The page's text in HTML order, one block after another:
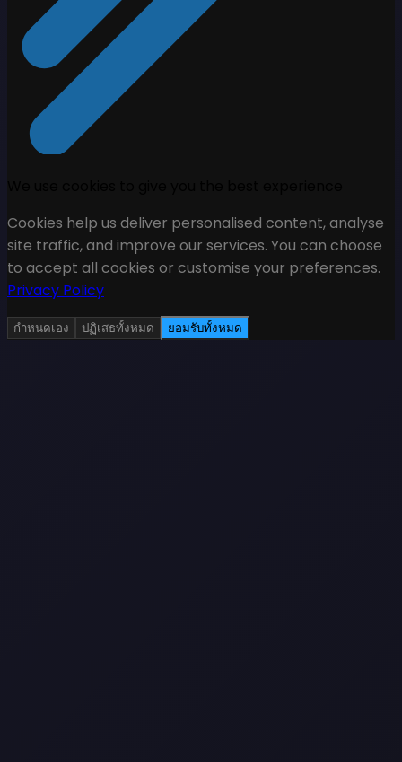
Cookies help us deliver personalised content, analyse
site traffic, and improve our services. You can choose
to accept all cookies or customise your preferences.
Privacy Policy
กำหนดเอง ปฏิเสธทั้งหมด ยอมรับทั้งหมด